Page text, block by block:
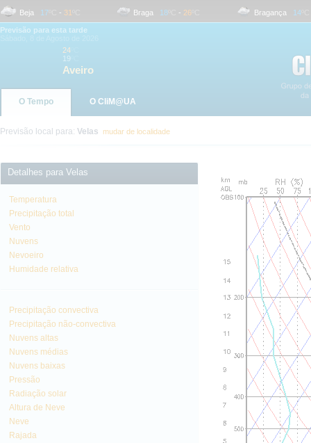
Beja 17 ºC- 31 ºC Braga 18 ºC- 26 ºC Bragança 14 ºC-
Previsão para esta tarde
24
19
Aveiro
O Tempo O CliM@UA
Previsão local para: Velas mudar de localidade
Detalhes para Velas
Temperatura
Precipitação total
Vento
Nuvens
Nevoeiro
Humidade relativa
Precipitação convectiva
Precipitação não-convectiva
Nuvens altas
Nuvens médias
Nuvens baixas
Pressão
Radiação solar
Altura de Neve
Neve
Rajada